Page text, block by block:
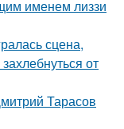
именем лиззи
сцена,
от
Тарасов